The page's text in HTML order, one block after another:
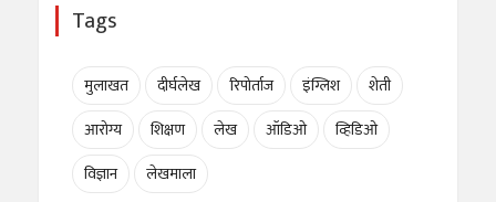
Tags
मुलाखत दीर्घलेख रिपोर्ताज इंग्लिश
शेती
आरोग्य
शिक्षण लेख ऑडिओ
व्हिडिओ
विज्ञान
लेखमाला